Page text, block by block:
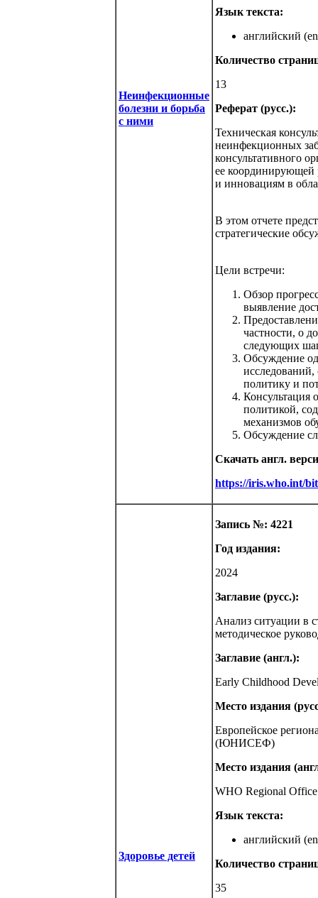
Неинфекционные
болезни и борьба
с ними
Язык текста:
английский
Количество
13
Реферат (русс.):
Техническая
неинфекционных
консультативного
ее координирующей
и инновациям в
В этом отчете
стратегические
Цели встречи:
Обзор
выявление
частности, о
следующих
Обсуждение
политику и
Консультация
политикой,
механизмов
Обсуждение
Скачать англ.
https://iris.who.int/
Здоровье детей
Запись №: 4221
Год издания:
2024
Заглавие (русс.):
Анализ ситуации в
методическое
Заглавие (англ.):
Early Childhood
Место издания
Европейское
(ЮНИСЕФ)
Место издания
WHO Regional
Язык текста:
английский
Количество
35